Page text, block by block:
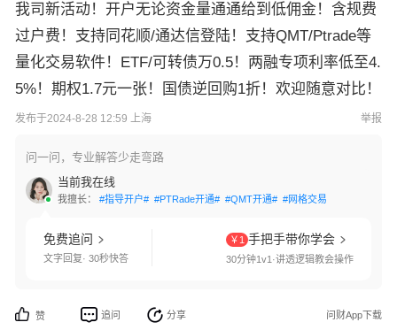
我司新活动！开户无论资金量通通给到低佣金！含规费
过户费！支持同花顺/通达信登陆！支持QMT/Ptrade等
量化交易软件！ETF/可转债万0.5！两融专项利率低至4.
5%！期权1.7元一张！国债逆回购1折！欢迎随意对比！
发布于2024-8-28 12:59 上海 举报
问一问，专业解答少走弯路
当前我在线
我擅长： #指导开户# #PTRade开通# #QMT开通# #网格交易#
免费追问
文字回复· 30秒快答
￥1 手把手带你学会
30分钟1v1·讲透逻辑教会操作
赞 追问 分享 问财App下载